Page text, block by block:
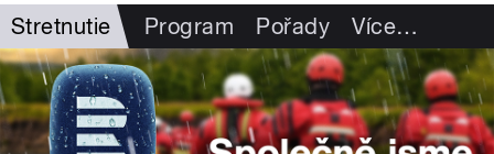
Stretnutie Program Pořady Více…